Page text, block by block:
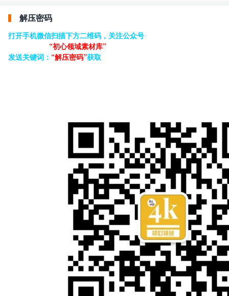
解压密码
打开手机微信扫描下方二维码，关注公众号
“初心领域素材库”
发送关键词： “解压密码”获取